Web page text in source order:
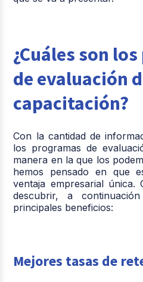
¿Cuáles son
de evaluación
capacitación?
Con la cantidad de
los programas de
manera en la que los
hemos pensado en que
ventaja empresarial
descubrir, a
principales beneficios:
Mejores tasas de